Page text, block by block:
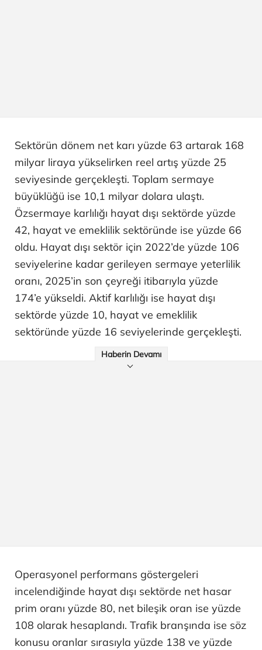
Sektörün dönem net karı yüzde 63 artarak 168
milyar liraya yükselirken reel artış yüzde 25
seviyesinde gerçekleşti. Toplam sermaye
büyüklüğü ise 10,1 milyar dolara ulaştı.
Özsermaye karlılığı hayat dışı sektörde yüzde
42, hayat ve emeklilik sektöründe ise yüzde 66
oldu. Hayat dışı sektör için 2022’de yüzde 106
seviyelerine kadar gerileyen sermaye yeterlilik
oranı, 2025’in son çeyreği itibarıyla yüzde
174’e yükseldi. Aktif karlılığı ise hayat dışı
sektörde yüzde 10, hayat ve emeklilik
sektöründe yüzde 16 seviyelerinde gerçekleşti.
Haberin Devamı
Operasyonel performans göstergeleri
incelendiğinde hayat dışı sektörde net hasar
prim oranı yüzde 80, net bileşik oran ise yüzde
108 olarak hesaplandı. Trafik branşında ise söz
konusu oranlar sırasıyla yüzde 138 ve yüzde